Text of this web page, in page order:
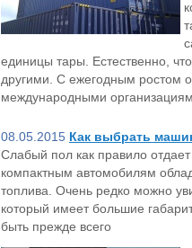
единицы тары. Естественно,
другими. С ежегодным ростом
международными
08.05.2015 Как выбрать
Слабый пол как правило
компактным автомобилям
топлива. Очень редко можно
который имеет большие
быть прежде всего